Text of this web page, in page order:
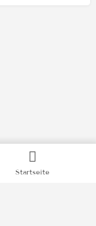
Startseite